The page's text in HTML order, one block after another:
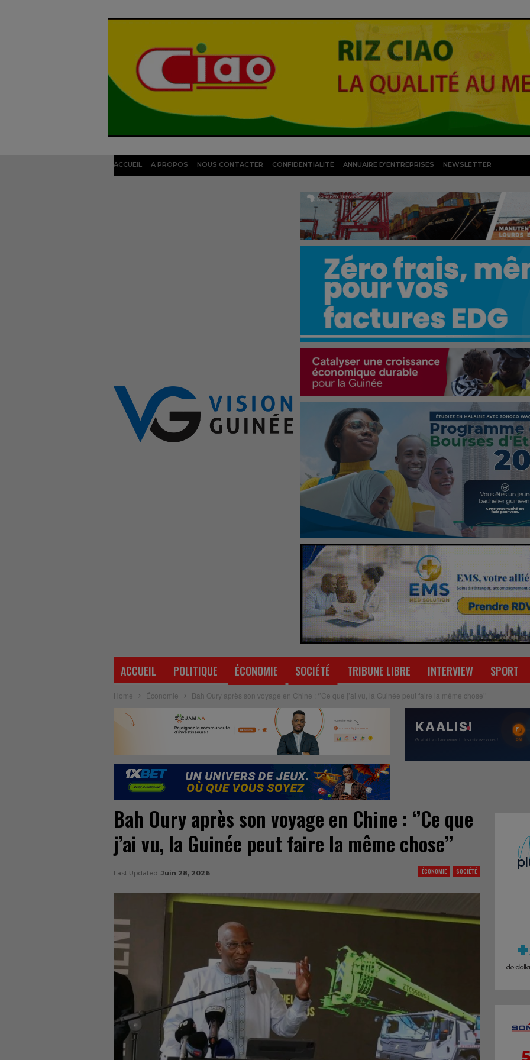
ACCUEIL A PROPOS NOUS CONTACTER CONFIDENTIALITÉ ANNUAIRE D’ENTREPRISES NEWSLETTER
ACCUEIL POLITIQUE ÉCONOMIE SOCIÉTÉ TRIBUNE LIBRE INTERVIEW SPORT
Home Économie Bah Oury après son voyage en Chine : ‘’Ce que j’ai vu, la Guinée peut faire la même chose’’
Bah Oury après son voyage en Chine : ‘’Ce que
j’ai vu, la Guinée peut faire la même chose’’
ÉCONOMIE SOCIÉTÉ
Last Updated Juin 28, 2026